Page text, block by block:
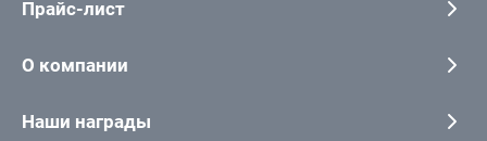
Прайс-лист
О компании
Наши награды